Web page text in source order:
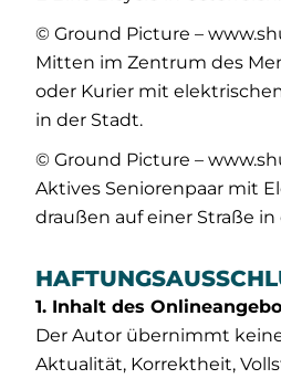
© Ground Picture –
Mitten im Zentrum des
oder Kurier mit
in der Stadt.
© Ground Picture –
Aktives Seniorenpaar mit
draußen auf einer Straße
1. Inhalt des
Der Autor übernimmt
Aktualität, Korrektheit,